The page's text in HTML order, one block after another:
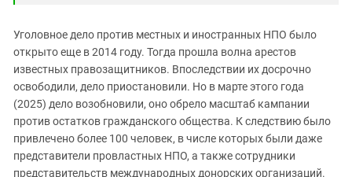
Уголовное дело против местных и иностранных НПО было
открыто еще в 2014 году. Тогда прошла волна арестов
известных правозащитников. Впоследствии их досрочно
освободили, дело приостановили. Но в марте этого года
(2025) дело возобновили, оно обрело масштаб кампании
против остатков гражданского общества. К следствию было
привлечено более 100 человек, в числе которых были даже
представители провластных НПО, а также сотрудники
представительств международных донорских организаций.